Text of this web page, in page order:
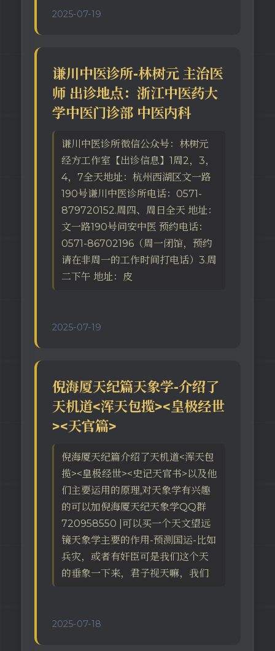
2025-07-19
谦川中医诊所-林树元 主治医
师 出诊地点：浙江中医药大
学中医门诊部 中医内科
谦川中医诊所微信公众号：林树元
经方工作室【出诊信息】1周2，3，
4，7全天地址：杭州西湖区文一路
190号谦川中医诊所电话：0571-
879720152.周四、周日全天 地址：
文一路190号问安中医 预约电话：
0571-86702196（周一闭馆，预约
请在非周一的工作时间打电话）3.周
二下午 地址：皮
2025-07-19
倪海厦天纪篇天象学-介绍了
天机道<浑天包揽><皇极经世
><天官篇>
倪海厦天纪篇介绍了天机道<浑天包
揽><皇极经世><史记天官书>以及他
们主要运用的原理,对天象学有兴趣
的可以加倪海厦天纪天象学QQ群
720958550 |可以买一个天文望远
镜天象学主要的作用-预测国运-比如
兵灾，或者有奸臣可是我们这个天
的垂象一下来，君子视天嘛，我们
2025-07-18